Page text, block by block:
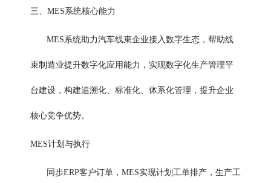
三、MES系统核心能力
MES系统助力汽车线束企业接入数字生态，帮助线
束制造业提升数字化应用能力，实现数字化生产管理平
台建设，构建追溯化、标准化、体系化管理，提升企业
核心竞争优势。
MES计划与执行
同步ERP客户订单，MES实现计划工单排产，生产工